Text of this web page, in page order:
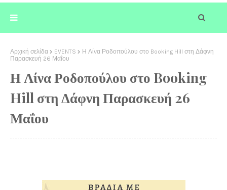
Αρχική σελίδα EVENTS
Η Λίνα Ροδοπούλου στο Booking Hill στη Δάφνη
Παρασκευή 26 Μαΐου
Η Λίνα Ροδοπούλου στο Booking
Hill στη Δάφνη Παρασκευή 26
Μαΐου